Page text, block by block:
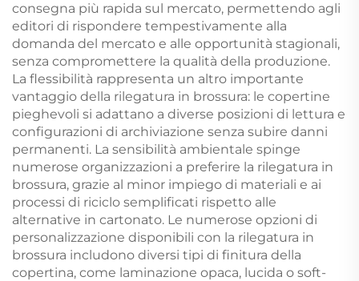
consegna più rapida sul mercato, permettendo agli
editori di rispondere tempestivamente alla
domanda del mercato e alle opportunità stagionali,
senza compromettere la qualità della produzione.
La flessibilità rappresenta un altro importante
vantaggio della rilegatura in brossura: le copertine
pieghevoli si adattano a diverse posizioni di lettura e
configurazioni di archiviazione senza subire danni
permanenti. La sensibilità ambientale spinge
numerose organizzazioni a preferire la rilegatura in
brossura, grazie al minor impiego di materiali e ai
processi di riciclo semplificati rispetto alle
alternative in cartonato. Le numerose opzioni di
personalizzazione disponibili con la rilegatura in
brossura includono diversi tipi di finitura della
copertina, come laminazione opaca, lucida o soft-